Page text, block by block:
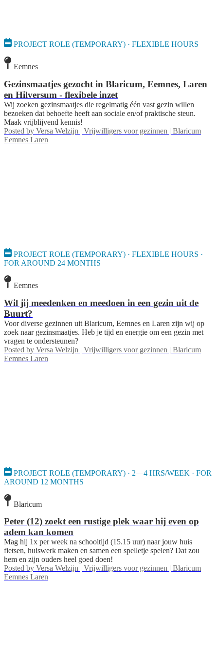
PROJECT ROLE (TEMPORARY) · FLEXIBLE HOURS
Eemnes
Gezinsmaatjes gezocht in Blaricum, Eemnes, Laren
en Hilversum - flexibele inzet
Wij zoeken gezinsmaatjes die regelmatig één vast gezin willen
bezoeken dat behoefte heeft aan sociale en/of praktische steun.
Maak vrijblijvend kennis!
Posted by Versa Welzijn | Vrijwilligers voor gezinnen | Blaricum
Eemnes Laren
PROJECT ROLE (TEMPORARY) · FLEXIBLE HOURS ·
FOR AROUND 24 MONTHS
Eemnes
Wil jij meedenken en meedoen in een gezin uit de
Buurt?
Voor diverse gezinnen uit Blaricum, Eemnes en Laren zijn wij op
zoek naar gezinsmaatjes. Heb je tijd en energie om een gezin met
vragen te ondersteunen?
Posted by Versa Welzijn | Vrijwilligers voor gezinnen | Blaricum
Eemnes Laren
PROJECT ROLE (TEMPORARY) · 2—4 HRS/WEEK · FOR
AROUND 12 MONTHS
Blaricum
Peter (12) zoekt een rustige plek waar hij even op
adem kan komen
Mag hij 1x per week na schooltijd (15.15 uur) naar jouw huis
fietsen, huiswerk maken en samen een spelletje spelen? Dat zou
hem en zijn ouders heel goed doen!
Posted by Versa Welzijn | Vrijwilligers voor gezinnen | Blaricum
Eemnes Laren